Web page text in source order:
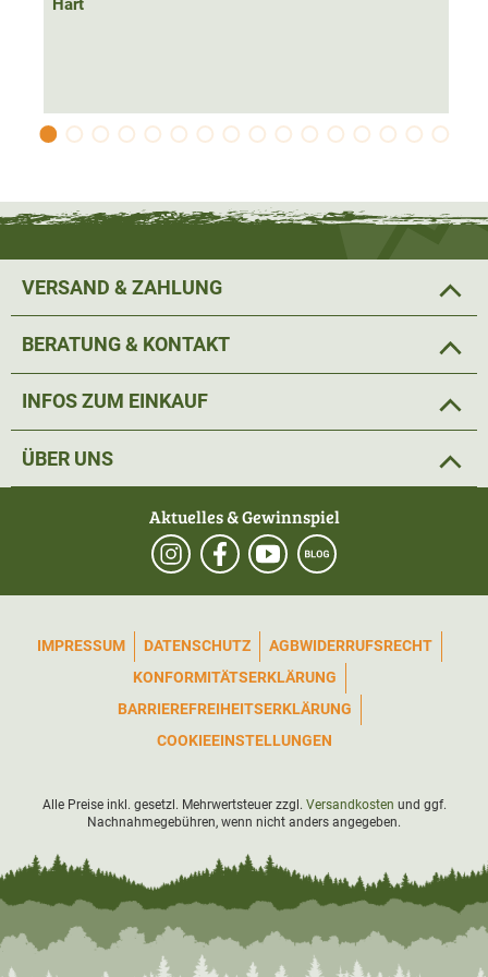
Winter als atmungsaktiver Midlayer.
Polyester
Hart
VERSAND & ZAHLUNG
BERATUNG & KONTAKT
INFOS ZUM EINKAUF
ÜBER UNS
Aktuelles & Gewinnspiel
IMPRESSUM DATENSCHUTZ AGBWIDERRUFSRECHT
KONFORMITÄTSERKLÄRUNG
BARRIEREFREIHEITSERKLÄRUNG
COOKIEEINSTELLUNGEN
Alle Preise inkl. gesetzl. Mehrwertsteuer zzgl. Versandkosten und ggf.
Nachnahmegebühren, wenn nicht anders angegeben.